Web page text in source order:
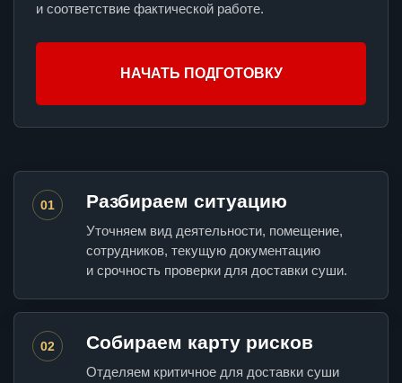
и соответствие фактической работе.
НАЧАТЬ ПОДГОТОВКУ
01 Разбираем ситуацию
Уточняем вид деятельности, помещение,
сотрудников, текущую документацию
и срочность проверки для доставки суши.
02 Собираем карту рисков
Отделяем критичное для доставки суши